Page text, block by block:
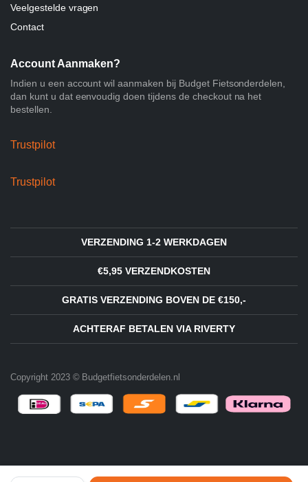
Veelgestelde vragen
Contact
Account Aanmaken?
Indien u een account wil aanmaken bij Budget Fietsonderdelen,
dan kunt u dat eenvoudig doen tijdens de checkout na het
bestellen.
Trustpilot
Trustpilot
VERZENDING 1-2 WERKDAGEN
€5,95 VERZENDKOSTEN
GRATIS VERZENDING BOVEN DE €150,-
ACHTERAF BETALEN VIA RIVERTY
Copyright 2023 © Budgetfietsonderdelen.nl